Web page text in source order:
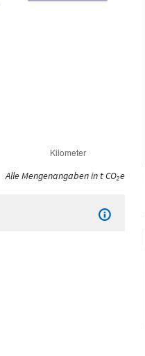
Alle Mengenangaben in t CO₂e